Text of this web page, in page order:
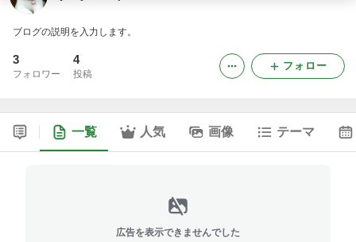
ブログの説明を入力します。
3
フォロワー
4
投稿
フォロー
一覧 人気 画像 テーマ
広告を表示できませんでした